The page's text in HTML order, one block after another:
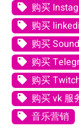
购买
购买
购买
购买
购买
购买 vk 服
音乐营销